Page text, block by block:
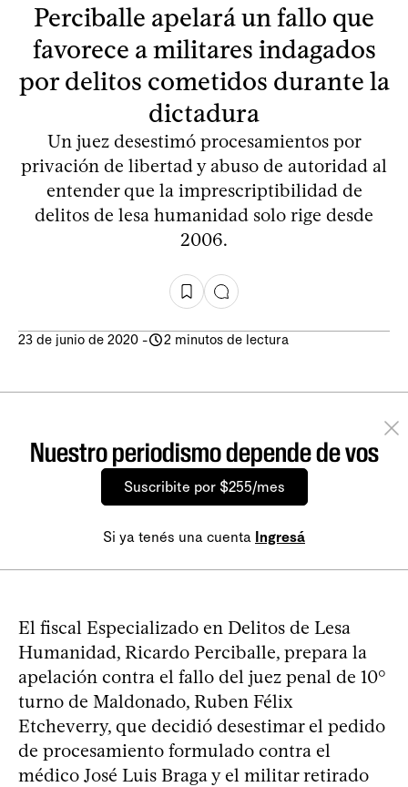
Perciballe apelará un fallo que
favorece a militares indagados
por delitos cometidos durante la
dictadura
Un juez desestimó procesamientos por
privación de libertad y abuso de autoridad al
entender que la imprescriptibilidad de
delitos de lesa humanidad solo rige desde
2006.
23 de junio de 2020 - 2 minutos de lectura
Nuestro periodismo depende de vos
Suscribite por $255/mes
Si ya tenés una cuenta Ingresá
El fiscal Especializado en Delitos de Lesa
Humanidad, Ricardo Perciballe, prepara la
apelación contra el fallo del juez penal de 10°
turno de Maldonado, Ruben Félix
Etcheverry, que decidió desestimar el pedido
de procesamiento formulado contra el
médico José Luis Braga y el militar retirado